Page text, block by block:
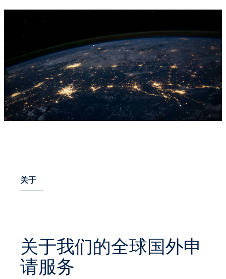
关于
关于我们的全球国外申
请服务